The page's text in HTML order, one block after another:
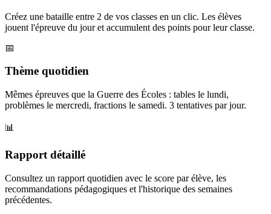
Créez une bataille entre 2 de vos classes en un clic. Les élèves
jouent l'épreuve du jour et accumulent des points pour leur classe.
📅
Thème quotidien
Mêmes épreuves que la Guerre des Écoles : tables le lundi,
problèmes le mercredi, fractions le samedi. 3 tentatives par jour.
📊
Rapport détaillé
Consultez un rapport quotidien avec le score par élève, les
recommandations pédagogiques et l'historique des semaines
précédentes.